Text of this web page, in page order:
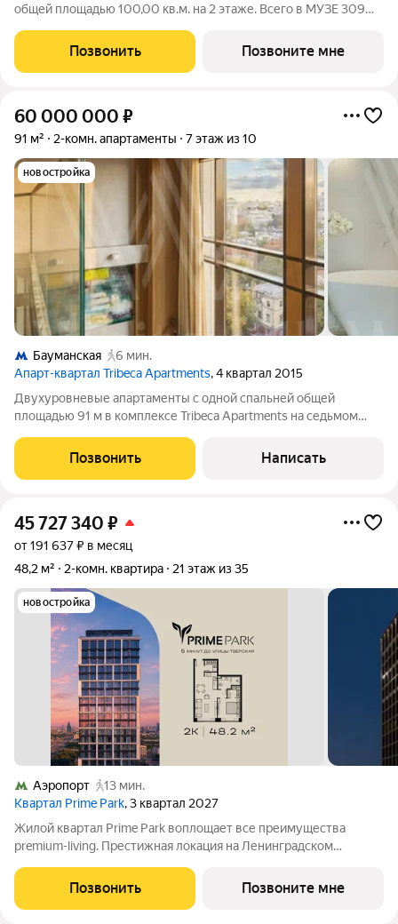
общей площадью 100,00 кв.м. на 2 этаже. Всего в МУЗЕ 309
террасами. Высота потолков от 3,5 до 4,65 м. Эксклюзивные
Позвонить Позвоните мне
60 000 000 ₽
91 м² 2-комн. апартаменты 7 этаж из 10
новостройка
Бауманская
6 мин.
Апарт-квартал Tribeca Apartments, 4 квартал 2015
Двухуровневые апартаменты с одной спальней общей
площадью 91 м в комплексе Tribeca Apartments на седьмом
премиальных материалов массив и эбеновое дерево на полу,
керамическая плитка с подогревом
Позвонить Написать
45 727 340 ₽
от 191 637 ₽ в месяц
48,2 м²
2-комн. квартира 21 этаж из 35
новостройка
Аэропорт
13 мин.
Квартал Prime Park, 3 квартал 2027
Жилой квартал Prime Park воплощает все преимущества
premium-living. Престижная локация на Ленинградском
и Белой площади, - 20 мин. до аэропорта «Шереметьево» или
«Москва-Сити», - 4 парка
Позвонить Позвоните мне